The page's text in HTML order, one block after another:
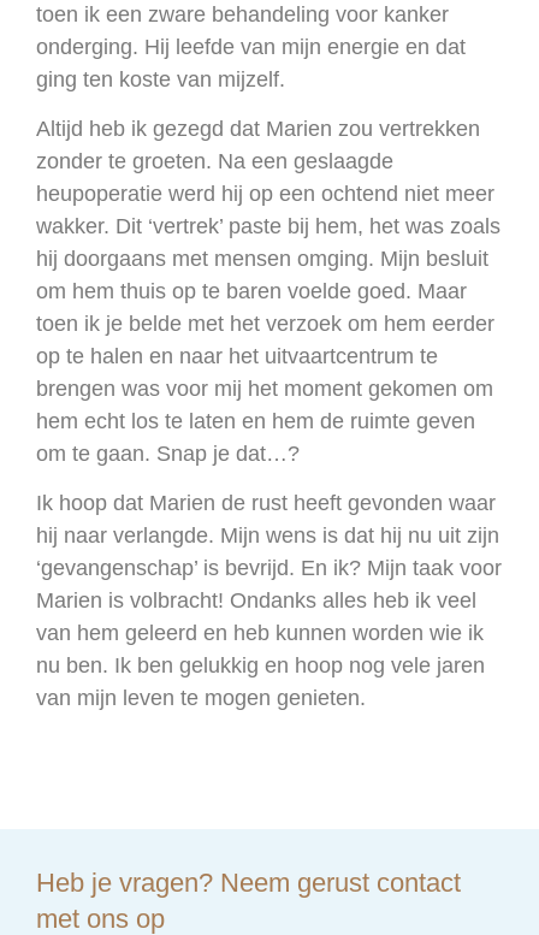
toen ik een zware behandeling voor kanker
onderging. Hij leefde van mijn energie en dat
ging ten koste van mijzelf.
Altijd heb ik gezegd dat Marien zou vertrekken
zonder te groeten. Na een geslaagde
heupoperatie werd hij op een ochtend niet meer
wakker. Dit ‘vertrek’ paste bij hem, het was zoals
hij doorgaans met mensen omging. Mijn besluit
om hem thuis op te baren voelde goed. Maar
toen ik je belde met het verzoek om hem eerder
op te halen en naar het uitvaartcentrum te
brengen was voor mij het moment gekomen om
hem echt los te laten en hem de ruimte geven
om te gaan. Snap je dat…?
Ik hoop dat Marien de rust heeft gevonden waar
hij naar verlangde. Mijn wens is dat hij nu uit zijn
‘gevangenschap’ is bevrijd. En ik? Mijn taak voor
Marien is volbracht! Ondanks alles heb ik veel
van hem geleerd en heb kunnen worden wie ik
nu ben. Ik ben gelukkig en hoop nog vele jaren
van mijn leven te mogen genieten.
Heb je vragen? Neem gerust contact
met ons op